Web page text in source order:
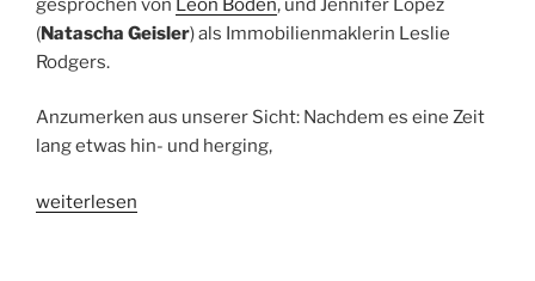
gesprochen von Leon Boden, und Jennifer Lopez
(Natascha Geisler) als Immobilienmaklerin Leslie
Rodgers.
Anzumerken aus unserer Sicht: Nachdem es eine Zeit
lang etwas hin- und herging,
„Parker
weiterlesen